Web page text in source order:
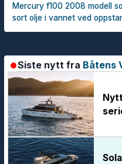
Mercury f100 2008 modell
sort olje i vannet ved
Siste nytt fra Båtens